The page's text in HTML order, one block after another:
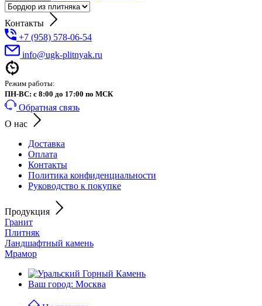
Контакты
+7 (958) 578-06-54
info@ugk-plitnyak.ru
Режим работы:
ПН-ВС: с 8:00 до 17:00 по МСК
Обратная связь
О нас
Доставка
Оплата
Контакты
Политика конфиденциальности
Руководство к покупке
Продукция
Гранит
Плитняк
Ландшафтный камень
Мрамор
Ваш город: Москва